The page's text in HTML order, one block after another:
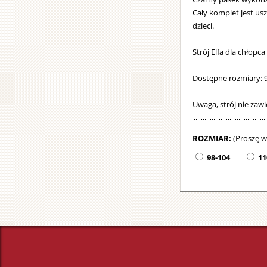
Cały komplet jest
dzieci.
Strój Elfa dla
Dostępne rozmiary:
Uwaga, strój nie
ROZMIAR: (Proszę
98-104